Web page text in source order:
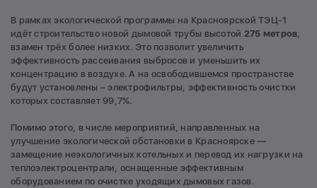
В рамках экологической программы на Красноярской ТЭЦ-1
идёт строительство новой дымовой трубы высотой 275 метров
взамен трёх более низких. Это позволит увеличить
эффективность рассеивания выбросов и уменьшить их
концентрацию в воздухе. А на освободившемся пространстве
будут установлены – электрофильтры, эффективность очистки
которых составляет 99,7%.
Помимо этого, в числе мероприятий, направленных на
улучшение экологической обстановки в Красноярске —
замещение неэкологичных котельных и перевод их нагрузки на
теплоэлектроцентрали, оснащенные эффективным
оборудованием по очистке уходящих дымовых газов.